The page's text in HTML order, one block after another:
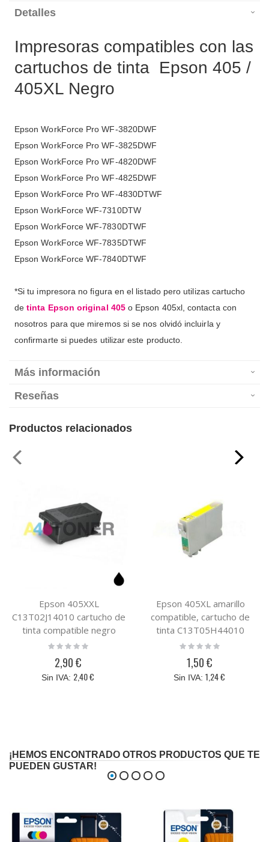
Detalles
Impresoras compatibles con las
cartuchos de tinta Epson 405 /
405XL Negro
Epson WorkForce Pro WF-3820DWF
Epson WorkForce Pro WF-3825DWF
Epson WorkForce Pro WF-4820DWF
Epson WorkForce Pro WF-4825DWF
Epson WorkForce Pro WF-4830DTWF
Epson WorkForce WF-7310DTW
Epson WorkForce WF-7830DTWF
Epson WorkForce WF-7835DTWF
Epson WorkForce WF-7840DTWF
*Si tu impresora no figura en el listado pero utilizas cartucho
detinta Epson original 405o Epson 405xl, contacta con
nosotros para que miremos si se nos olvidó incluirla y
confirmarte si puedes utilizar este producto.
Más información
Reseñas
Productos relacionados
Epson 405XXL
C13T02J14010 cartucho de
tinta compatible negro
Rating:
2,90 €
2,40 €
Epson 405XL amarillo
compatible, cartucho de
tinta C13T05H44010
Rating:
1,50 €
1,24 €
¡HEMOS ENCONTRADO OTROS PRODUCTOS QUE TE
PUEDEN GUSTAR!